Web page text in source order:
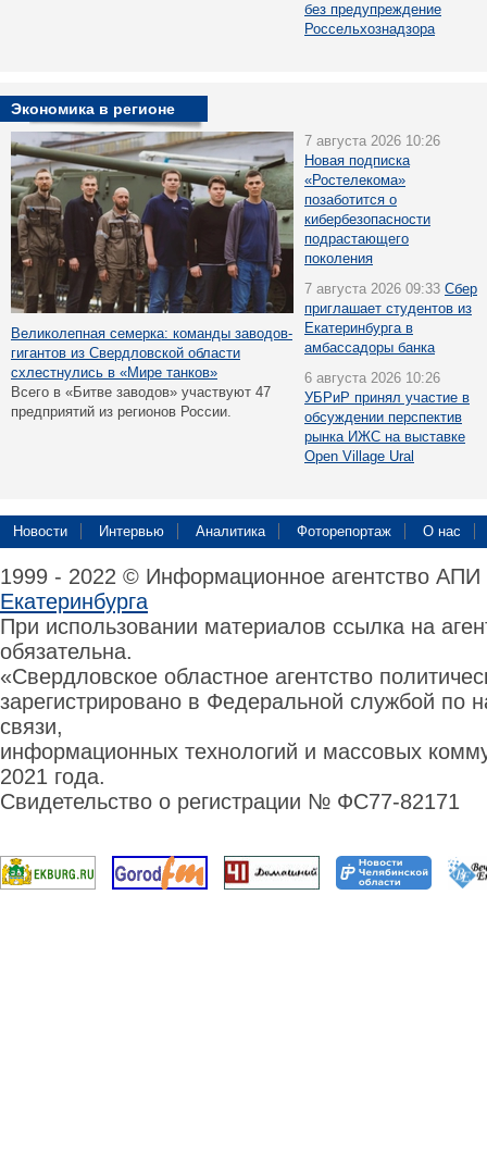
без предупреждение
Россельхознадзора
Экономика в регионе
Великолепная семерка: команды заводов-
гигантов из Свердловской области
схлестнулись в «Мире танков»
Всего в «Битве заводов» участвуют 47
предприятий из регионов России.
7 августа 2026 10:26
Новая подписка
«Ростелекома»
позаботится о
кибербезопасности
подрастающего
поколения
7 августа 2026 09:33 Сбер
приглашает студентов из
Екатеринбурга в
амбассадоры банка
6 августа 2026 10:26
УБРиР принял участие в
обсуждении перспектив
рынка ИЖС на выставке
Open Village Ural
Новости Интервью Аналитика Фоторепортаж О нас
1999 - 2022 © Информационное агентство
Екатеринбурга
При использовании материалов ссылка на
обязательна.
«Свердловское областное агентство
зарегистрировано в Федеральной службой по
связи,
информационных технологий и массовых
2021 года.
Свидетельство о регистрации № ФС77-82171